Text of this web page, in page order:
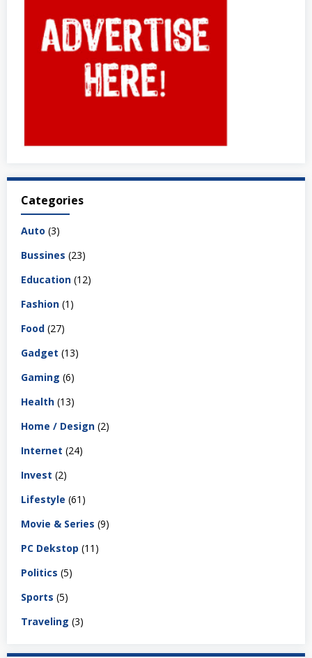
Categories
Auto (3)
Bussines (23)
Education (12)
Fashion (1)
Food (27)
Gadget (13)
Gaming (6)
Health (13)
Home / Design (2)
Internet (24)
Invest (2)
Lifestyle (61)
Movie & Series (9)
PC Dekstop (11)
Politics (5)
Sports (5)
Traveling (3)